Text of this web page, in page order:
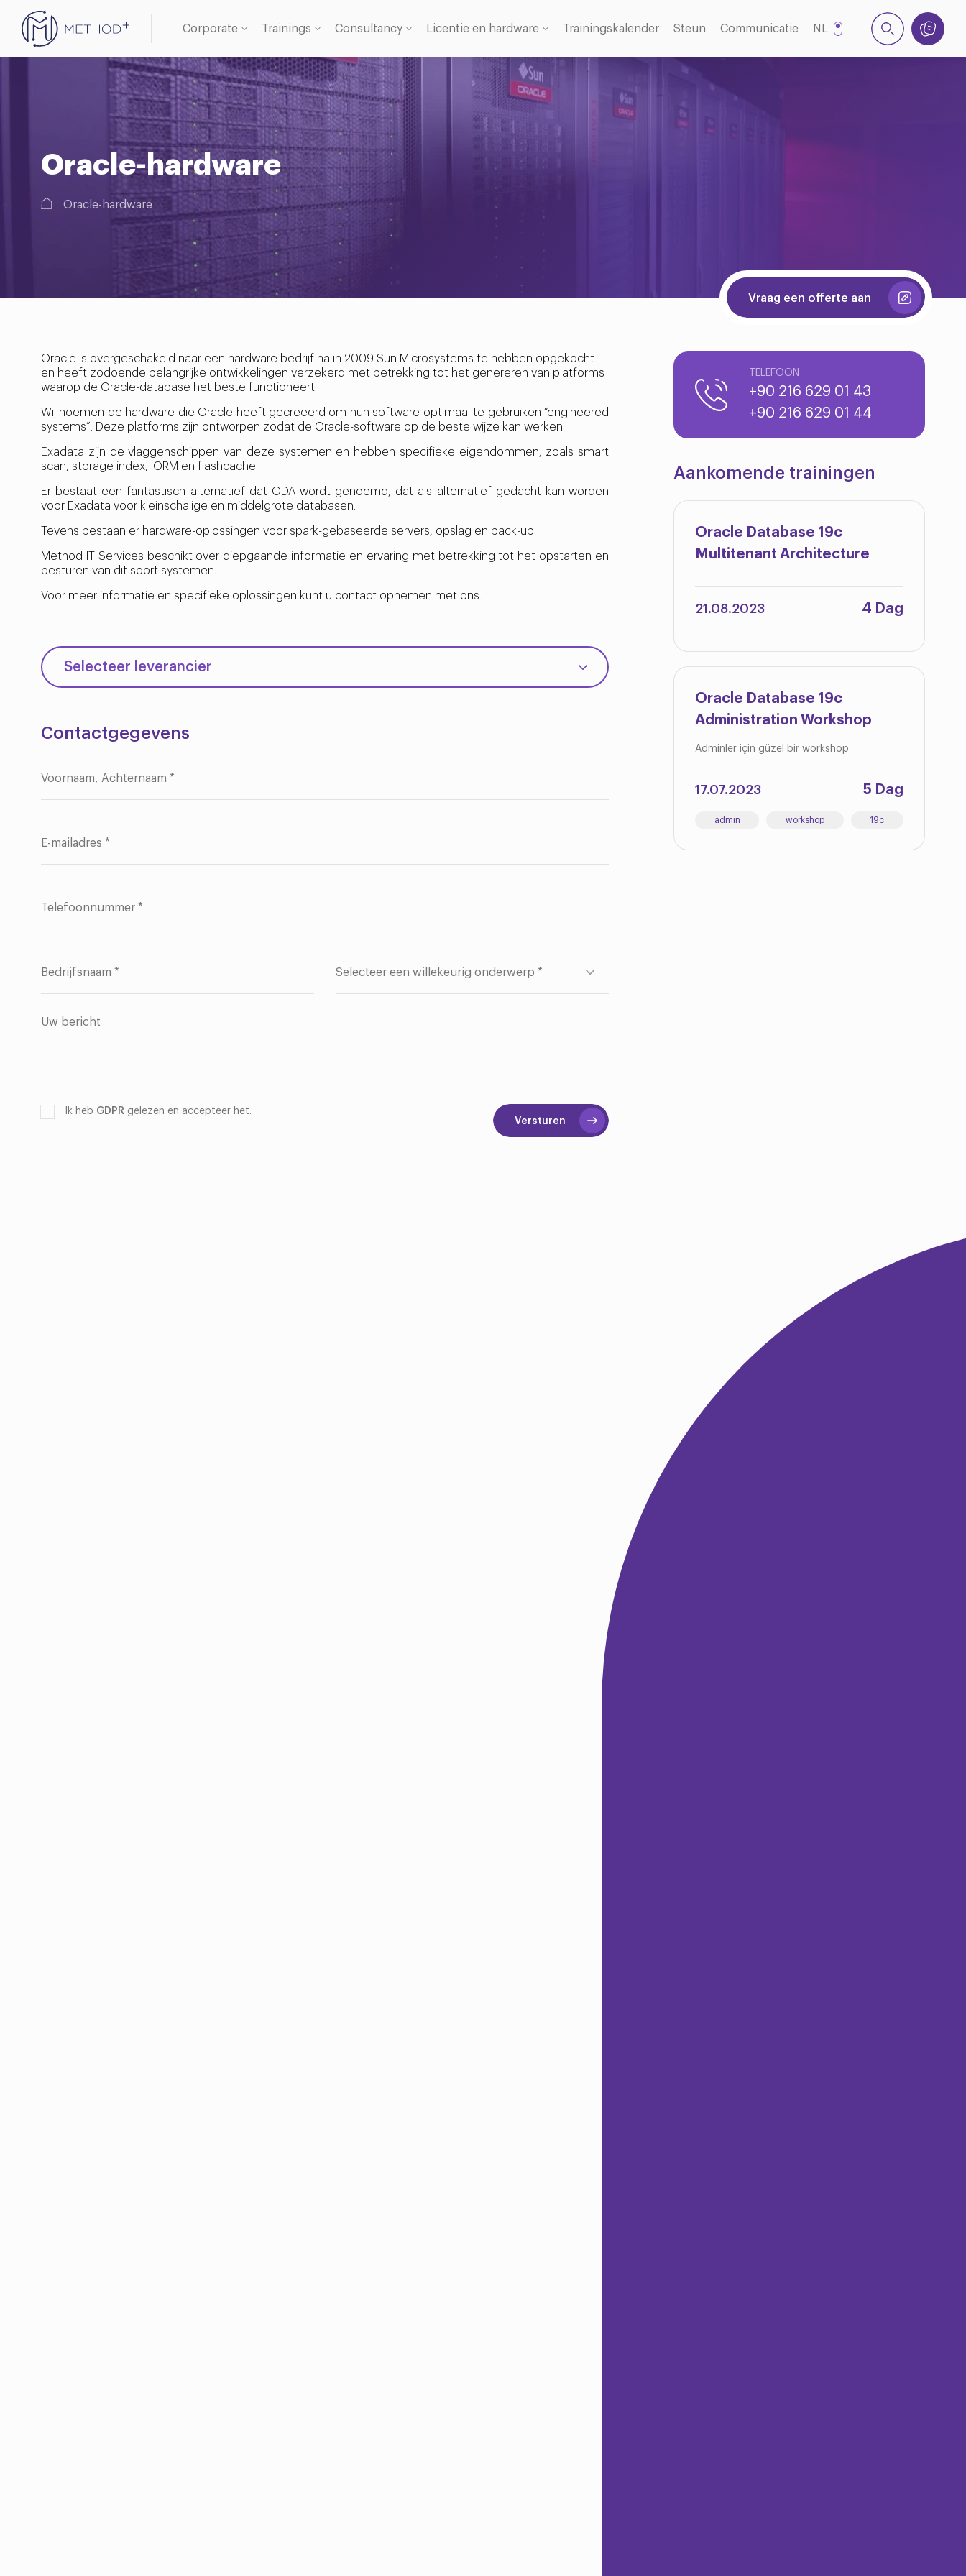
Corporate Trainings Consultancy
Database
Licentie en hardware
Oracle Licentie
Trainingskalender Steun Communicatie
NL
Oracle-hardware
Oracle-hardware
Vraag een offerte aan
Oracle is overgeschakeld naar een hardware bedrijf na in 2009 Sun Microsystems te hebben opgekocht
en heeft zodoende belangrijke ontwikkelingen verzekerd met betrekking tot het genereren van platforms
waarop de Oracle-database het beste functioneert.
Wij noemen de hardware die Oracle heeft gecreëerd om hun software optimaal te gebruiken “engineered
systems”. Deze platforms zijn ontworpen zodat de Oracle-software op de beste wijze kan werken.
Exadata zijn de vlaggenschippen van deze systemen en hebben specifieke eigendommen, zoals smart
scan, storage index, IORM en flashcache.
Er bestaat een fantastisch alternatief dat ODA wordt genoemd, dat als alternatief gedacht kan worden
voor Exadata voor kleinschalige en middelgrote databasen.
Tevens bestaan er hardware-oplossingen voor spark-gebaseerde servers, opslag en back-up.
Method IT Services beschikt over diepgaande informatie en ervaring met betrekking tot het opstarten en
besturen van dit soort systemen.
Voor meer informatie en specifieke oplossingen kunt u contact opnemen met ons.
Contactgegevens
Ik heb GDPR gelezen en accepteer het.
Versturen
TELEFOON
+90 216 629 01 43
+90 216 629 01 44
Aankomende trainingen
Oracle Database 19c
Multitenant Architecture
21.08.2023 4 Dag
Oracle Database 19c
Administration Workshop
Adminler için güzel bir workshop
17.07.2023 5 Dag
admin workshop 19c